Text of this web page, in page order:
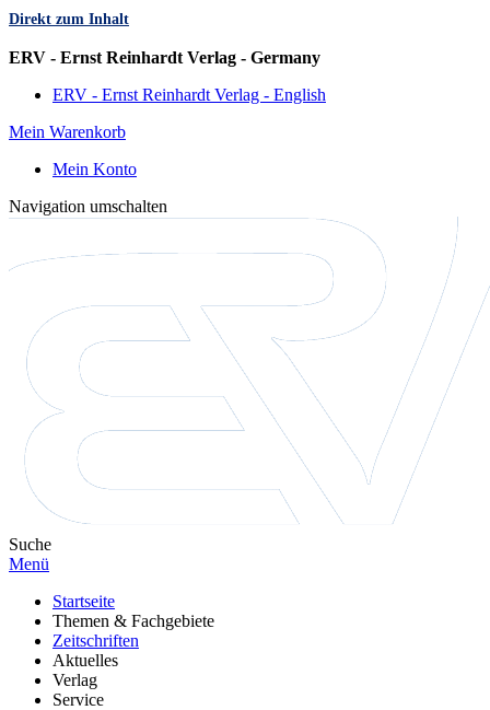
Direkt zum Inhalt
ERV - Ernst Reinhardt Verlag - Germany
ERV - Ernst Reinhardt Verlag - English
Mein Warenkorb
Mein Konto
Navigation umschalten
Suche
Menü
Startseite
Themen & Fachgebiete
Zeitschriften
Aktuelles
Verlag
Service